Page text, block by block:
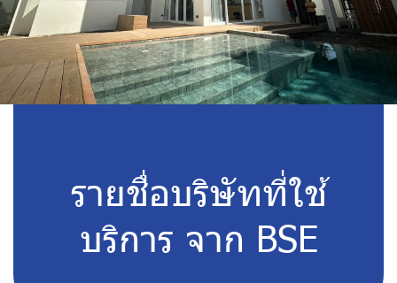
รายชื่อบริษัทที่ใช้
บริการ จาก BSE